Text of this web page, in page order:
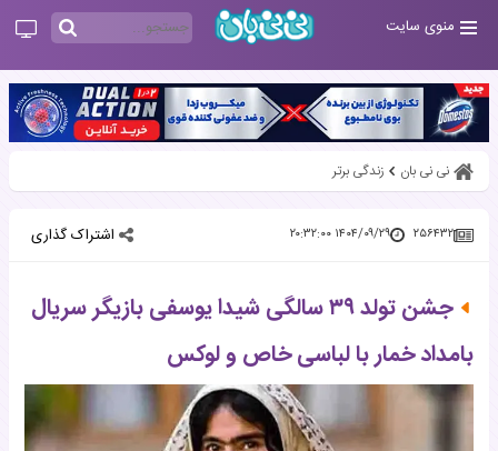
منوی سایت
نی نی بان زندگی برتر
۲۵۶۴۳۲ ۱۴۰۴/۰۹/۲۹ ۲۰:۳۲:۰۰ اشتراک گذاری
جشن تولد ۳۹ سالگی شیدا یوسفی بازیگر سریال
بامداد خمار با لباسی خاص و لوکس